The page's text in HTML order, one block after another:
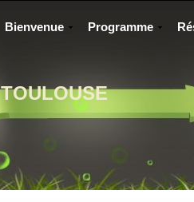
TOULOUSE
Bienvenue Programme